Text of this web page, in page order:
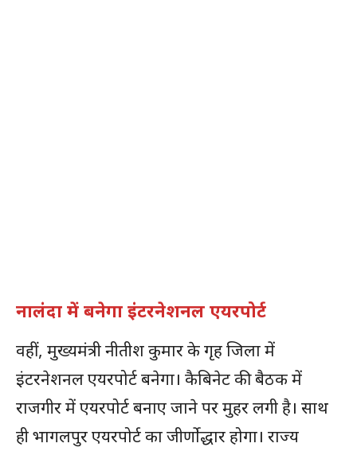
नालंदा में बनेगा इंटरनेशनल एयरपोर्ट
वहीं, मुख्यमंत्री नीतीश कुमार के गृह जिला में
इंटरनेशनल एयरपोर्ट बनेगा। कैबिनेट की बैठक में
राजगीर में एयरपोर्ट बनाए जाने पर मुहर लगी है। साथ
ही भागलपुर एयरपोर्ट का जीर्णोद्धार होगा। राज्य